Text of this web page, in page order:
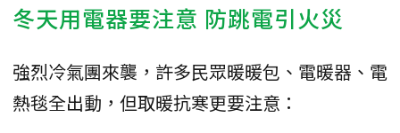
冬天用電器要注意 防跳電引火災
強烈冷氣團來襲，許多民眾暖暖包、電暖器、電
熱毯全出動，但取暖抗寒更要注意：